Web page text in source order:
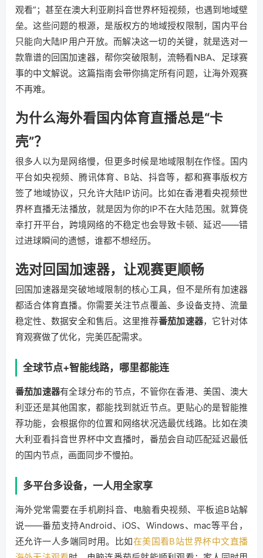
观看”；甚至在澳大利亚刷抖音世界杯短视频，也遇到地域壁
垒。这些问题的根源，是版权方的地域授权限制，国内平台
只能向大陆IP用户开放。而解决这一切的关键，就是选对一
款靠谱的回国加速器，帮你突破限制，流畅看NBA、足球赛
事的中文解说。这篇指南会带你搞定所有问题，让海外观赛
不再难。
为什么海外看国内体育直播总是“卡
壳”？
很多人以为是网络慢，但更多时候是地域限制在作怪。国内
平台如央视频、腾讯体育、B站、抖音等，都和赛事版权方
签了地域协议，只允许大陆IP访问。比如在香港看央视频世
界杯直播无法播放，就是因为你的IP不在大陆范围。就算侥
幸打开平台，跨境网络的不稳定也会导致卡顿、延迟——错
过进球瞬间的遗憾，谁都不想经历。
选对回国加速器，让观赛更顺畅
回国加速器是突破地域限制的核心工具，但不是所有加速器
都适合体育直播。你需要关注节点覆盖、多设备支持、流量
稳定性、数据安全和售后。这里推荐番茄加速器，它针对体
育观赛做了优化，完美匹配需求。
全球节点+智能线路，哪里都能连
番茄加速器有全球分布的节点，不管你在香港、美国、澳大
利亚还是其他国家，都能找到就近节点。更贴心的是智能推
荐功能，会根据你的位置和网络状况选最优线路。比如在澳
大利亚看抖音世界杯中文直播时，番茄会自动匹配延迟最低
的国内节点，画面同步不慢拍。
多平台多设备，一人用全家享
海外党常需要在手机刷抖音、电脑看央视频、平板追B站解
说——番茄支持Android、iOS、Windows、mac等平台，
还允许一人多端同时用。比如在美国看B站世界杯中文直播